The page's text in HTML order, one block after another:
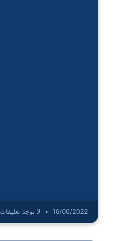
16/06/2022 لا توجد تعليقات